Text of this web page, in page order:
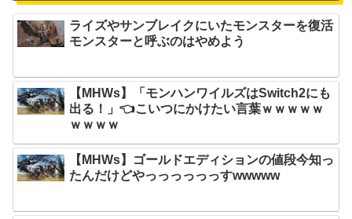
ライズやサンブレイクにいたモンスターを復活
モンスターと呼ぶのはやめよう
【MHWs】「モンハンワイルズはSwitch2にも
出る！」👈こいつにかけたい言葉ｗｗｗｗｗ
ｗｗｗｗ
【MHWs】ゴールドエディションの値段今知っ
たんだけどやっっっっっっすwwwww